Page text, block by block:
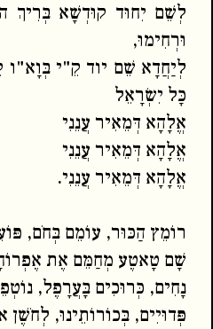
לְשֵׁם יִחוּד קוּדְשָׁא בְּרִיךְ
וּרְחִימוּ,
לְיַחֲדָא שֵׁם יוד קֵ"י
כָּל יִשְׂרָאֵל
אֱלָהָא דְּמֵאִיר עֲנֵנִי
אֱלָהָא דְּמֵאִיר עֲנֵנִי
אֱלָהָא דְּמֵאִיר עֲנֵנִי.
רוֹמֵץ הַכּוּר, עוֹמֵם בְּחֹם,
שָׁם טָאטֶע מְחַמֵּם אֶת
נָחִים, כְּרוּכִים בָּעֲרָפֶל,
פְּדוּיִים, בְּכוֹרוֹתֵינוּ, לְחֹשֶׁן